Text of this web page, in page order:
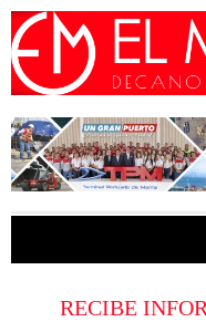
RECIBE